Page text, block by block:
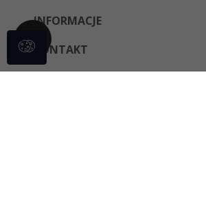
INFORMACJE
KONTAKT